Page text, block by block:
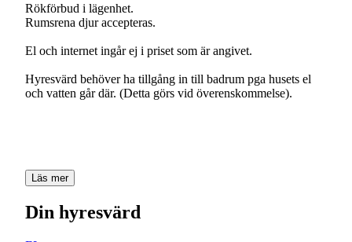
Rökförbud i lägenhet.
Rumsrena djur accepteras.
El och internet ingår ej i priset som är angivet.
Hyresvärd behöver ha tillgång in till badrum pga husets el
och vatten går där. (Detta görs vid överenskommelse).
Läs mer
Din hyresvärd